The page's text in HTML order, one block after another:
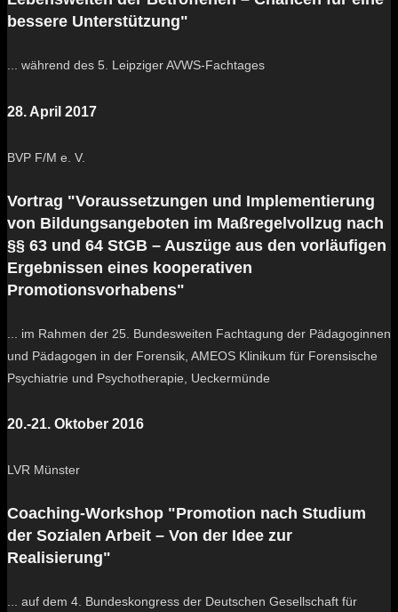
bessere Unterstützung"
... während des 5. Leipziger AVWS-Fachtages
28. April 2017
BVP F/M e. V.
Vortrag "Voraussetzungen und Implementierung
von Bildungsangeboten im Maßregelvollzug nach
§§ 63 und 64 StGB – Auszüge aus den vorläufigen
Ergebnissen eines kooperativen
Promotionsvorhabens"
... im Rahmen der 25. Bundesweiten Fachtagung der Pädagoginnen
und Pädagogen in der Forensik, AMEOS Klinikum für Forensische
Psychiatrie und Psychotherapie, Ueckermünde
20.-21. Oktober 2016
LVR Münster
Coaching-Workshop "Promotion nach Studium
der Sozialen Arbeit – Von der Idee zur
Realisierung"
... auf dem 4. Bundeskongress der Deutschen Gesellschaft für